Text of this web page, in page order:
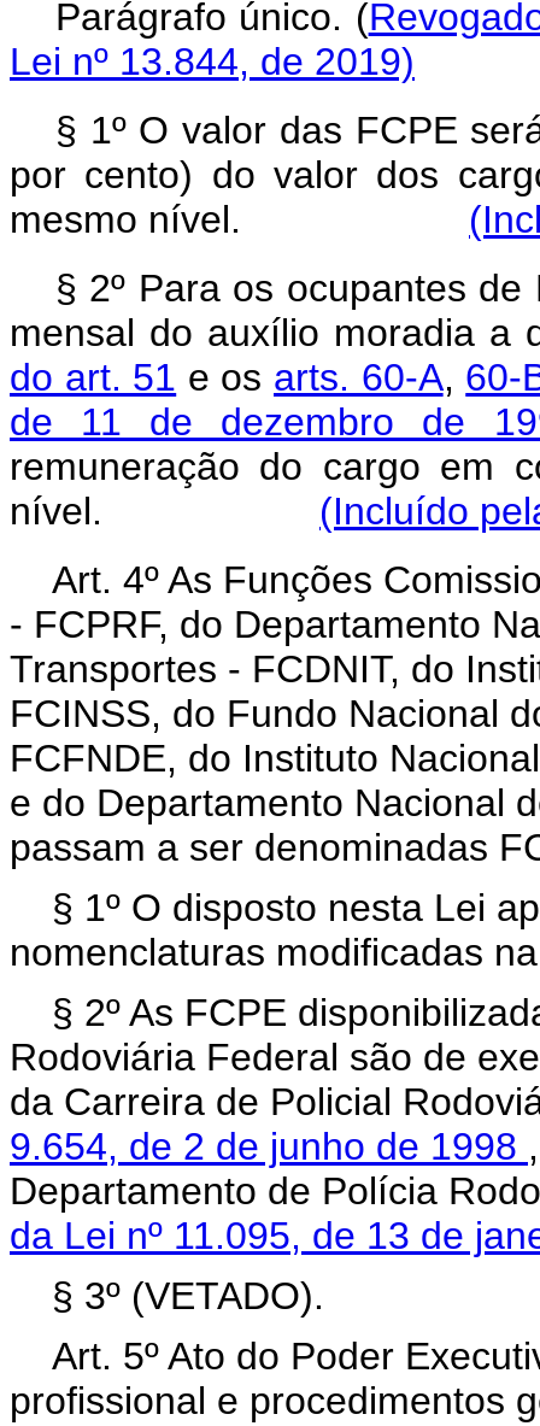
Parágrafo único. (
Lei nº 13.844, de 2019)
§ 1º O valor das FCPE
por cento) do valor dos
mesmo nível.
§ 2º Para os ocupantes
mensal do auxílio moradia a
do art. 51 e os arts. 60-A, 60-
de 11 de dezembro de
remuneração do cargo em
nível. (Incluído
Art. 4º As Funções
- FCPRF, do Departamento
Transportes - FCDNIT, do
FCINSS, do Fundo Nacional
FCFNDE, do Instituto
e do Departamento Nacional
passam a ser denominadas
§ 1º O disposto nesta Lei
nomenclaturas modificadas
§ 2º As FCPE
Rodoviária Federal são de
da Carreira de Policial
9.654, de 2 de junho de 1998
Departamento de Polícia
da Lei nº 11.095, de 13 de
§ 3º (VETADO).
Art. 5º Ato do Poder
profissional e procedimentos